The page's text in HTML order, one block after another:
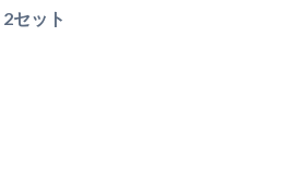
セット